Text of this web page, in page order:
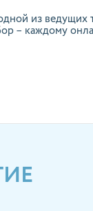
из ведущих
– каждому